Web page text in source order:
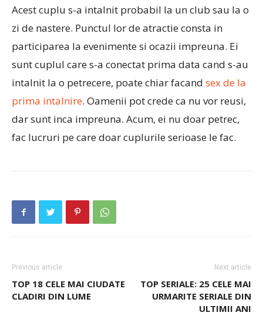
Acest cuplu s-a intalnit probabil la un club sau la o
zi de nastere. Punctul lor de atractie consta in
participarea la evenimente si ocazii impreuna. Ei
sunt cuplul care s-a conectat prima data cand s-au
intalnit la o petrecere, poate chiar facand sex de la
prima intalnire. Oamenii pot crede ca nu vor reusi,
dar sunt inca impreuna. Acum, ei nu doar petrec,
fac lucruri pe care doar cuplurile serioase le fac.
Previous article
TOP 18 CELE MAI CIUDATE
CLADIRI DIN LUME
Next article
TOP SERIALE: 25 CELE MAI
URMARITE SERIALE DIN
ULTIMII ANI